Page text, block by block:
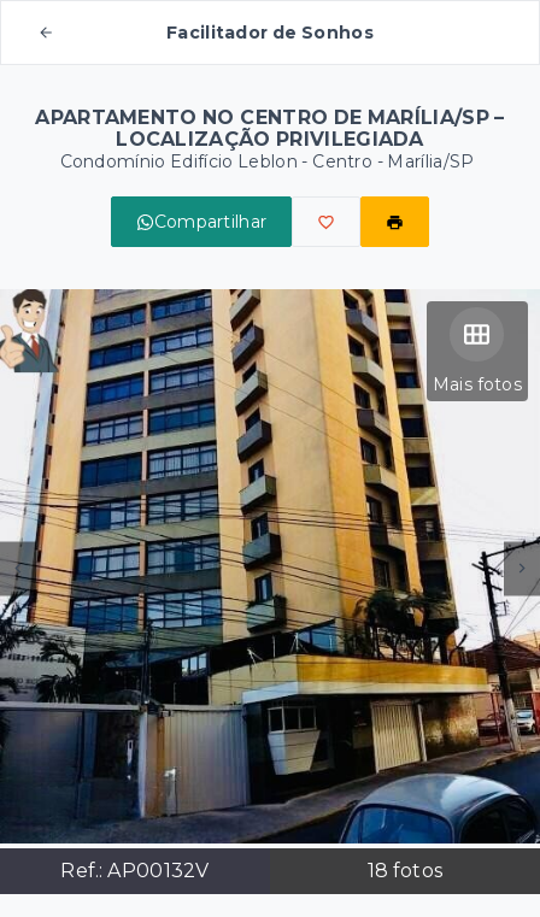
Facilitador de Sonhos
APARTAMENTO NO CENTRO DE MARÍLIA/SP –
LOCALIZAÇÃO PRIVILEGIADA
Condomínio Edifício Leblon - Centro - Marília/SP
Compartilhar
Mais fotos
Ref.:AP00132V 18 fotos